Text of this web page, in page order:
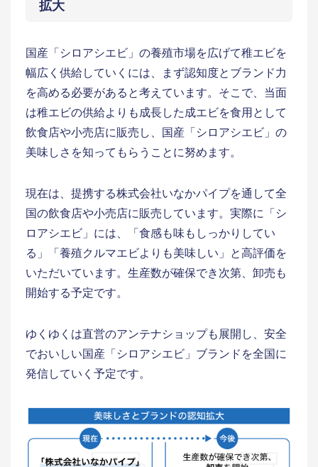
拡大
国産「シロアシエビ」の養殖市場を広げて稚エビを
幅広く供給していくには、まず認知度とブランド力
を高める必要があると考えています。そこで、当面
は稚エビの供給よりも成長した成エビを食用として
飲食店や小売店に販売し、国産「シロアシエビ」の
美味しさを知ってもらうことに努めます。
現在は、提携する株式会社いなかパイプを通して全
国の飲食店や小売店に販売しています。実際に「シ
ロアシエビ」には、「食感も味もしっかりしてい
る」「養殖クルマエビよりも美味しい」と高評価を
いただいています。生産数が確保でき次第、卸売も
開始する予定です。
ゆくゆくは直営のアンテナショップも展開し、安全
でおいしい国産「シロアシエビ」ブランドを全国に
発信していく予定です。